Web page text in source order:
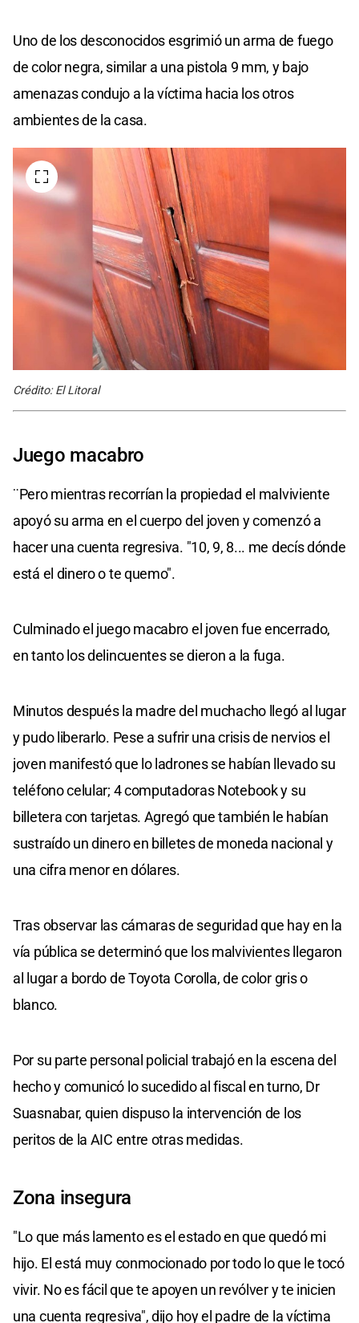
Uno de los desconocidos esgrimió un arma de fuego
de color negra, similar a una pistola 9 mm, y bajo
amenazas condujo a la víctima hacia los otros
ambientes de la casa.
Crédito: El Litoral
Juego macabro
¨Pero mientras recorrían la propiedad el malviviente
apoyó su arma en el cuerpo del joven y comenzó a
hacer una cuenta regresiva. "10, 9, 8... me decís dónde
está el dinero o te quemo".
Culminado el juego macabro el joven fue encerrado,
en tanto los delincuentes se dieron a la fuga.
Minutos después la madre del muchacho llegó al lugar
y pudo liberarlo. Pese a sufrir una crisis de nervios el
joven manifestó que lo ladrones se habían llevado su
teléfono celular; 4 computadoras Notebook y su
billetera con tarjetas. Agregó que también le habían
sustraído un dinero en billetes de moneda nacional y
una cifra menor en dólares.
Tras observar las cámaras de seguridad que hay en la
vía pública se determinó que los malvivientes llegaron
al lugar a bordo de Toyota Corolla, de color gris o
blanco.
Por su parte personal policial trabajó en la escena del
hecho y comunicó lo sucedido al fiscal en turno, Dr
Suasnabar, quien dispuso la intervención de los
peritos de la AIC entre otras medidas.
Zona insegura
"Lo que más lamento es el estado en que quedó mi
hijo. El está muy conmocionado por todo lo que le tocó
vivir. No es fácil que te apoyen un revólver y te inicien
una cuenta regresiva", dijo hoy el padre de la víctima